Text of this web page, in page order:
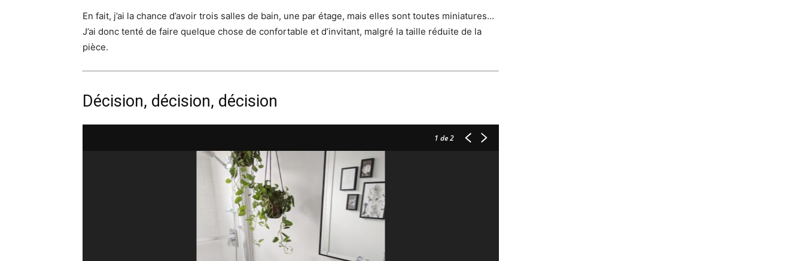
En fait, j’ai la chance d’avoir trois salles de bain, une par étage, mais elles sont toutes miniatures…
J’ai donc tenté de faire quelque chose de confortable et d’invitant, malgré la taille réduite de la
pièce.
Décision, décision, décision
1 de 2